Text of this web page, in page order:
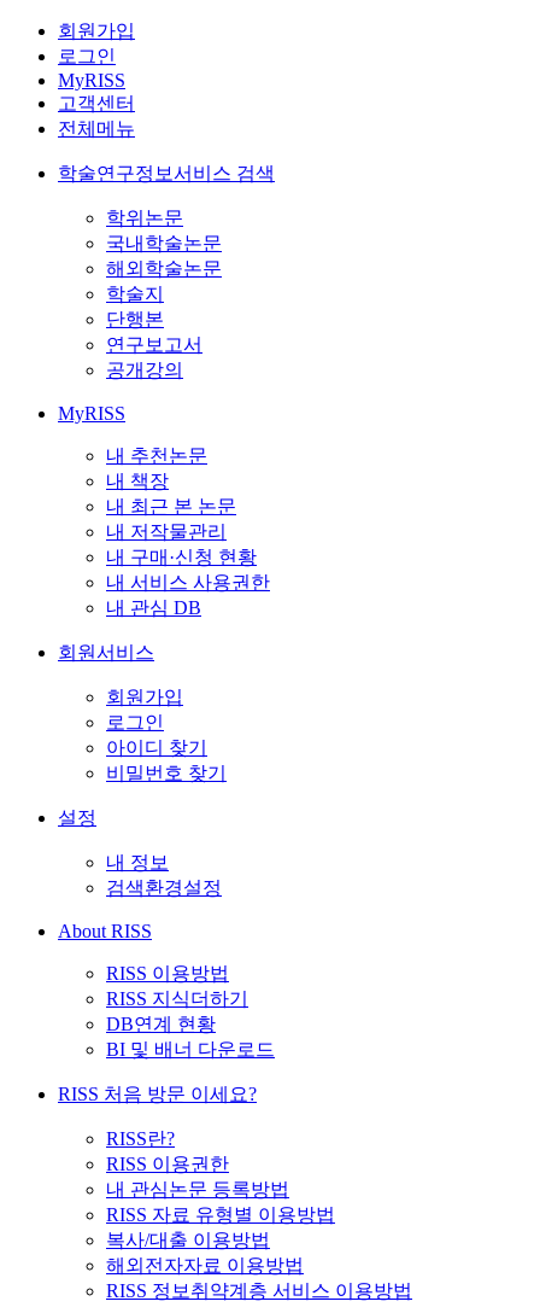
회원가입
로그인
MyRISS
고객센터
전체메뉴
학술연구정보서비스 검색
학위논문
국내학술논문
해외학술논문
학술지
단행본
연구보고서
공개강의
MyRISS
내 추천논문
내 책장
내 최근 본 논문
내 저작물관리
내 구매·신청 현황
내 서비스 사용권한
내 관심 DB
회원서비스
회원가입
로그인
아이디 찾기
비밀번호 찾기
설정
내 정보
검색환경설정
About RISS
RISS 이용방법
RISS 지식더하기
DB연계 현황
BI 및 배너 다운로드
RISS 처음 방문 이세요?
RISS란?
RISS 이용권한
내 관심논문 등록방법
RISS 자료 유형별 이용방법
복사/대출 이용방법
해외전자자료 이용방법
RISS 정보취약계층 서비스 이용방법